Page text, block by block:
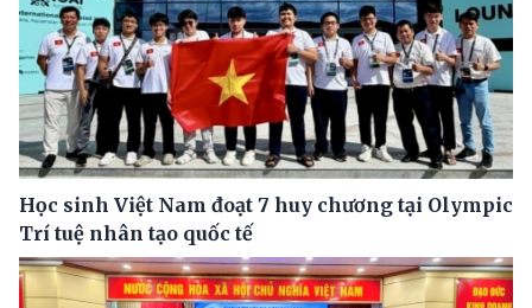
Học sinh Việt Nam đoạt 7 huy chương tại Olympic
Trí tuệ nhân tạo quốc tế